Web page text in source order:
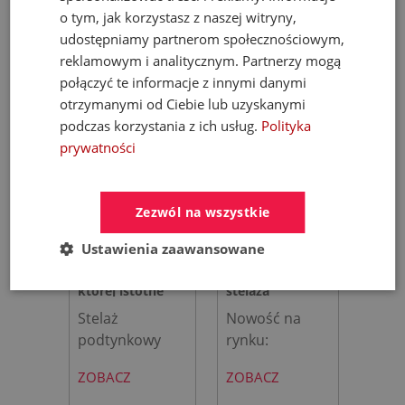
Jak stworzyć
której istotne
znaczenie ma
komfort, higiena
Stelaż
podtynkowy
toaleta myjąc
ZOBACZ
stelaża
podtynkowego.
Rewolucja w
[Recenzja i
Nowość na
rynku:
toaleta typu
ZOBACZ
o tym, jak korzystasz z naszej witryny,
udostępniamy partnerom społecznościowym,
reklamowym i analitycznym. Partnerzy mogą
połączyć te informacje z innymi danymi
otrzymanymi od Ciebie lub uzyskanymi
podczas korzystania z ich usług. Polityka
prywatności
Zezwól na wszystkie
Ustawienia zaawansowane